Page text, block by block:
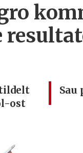
ost
Sau